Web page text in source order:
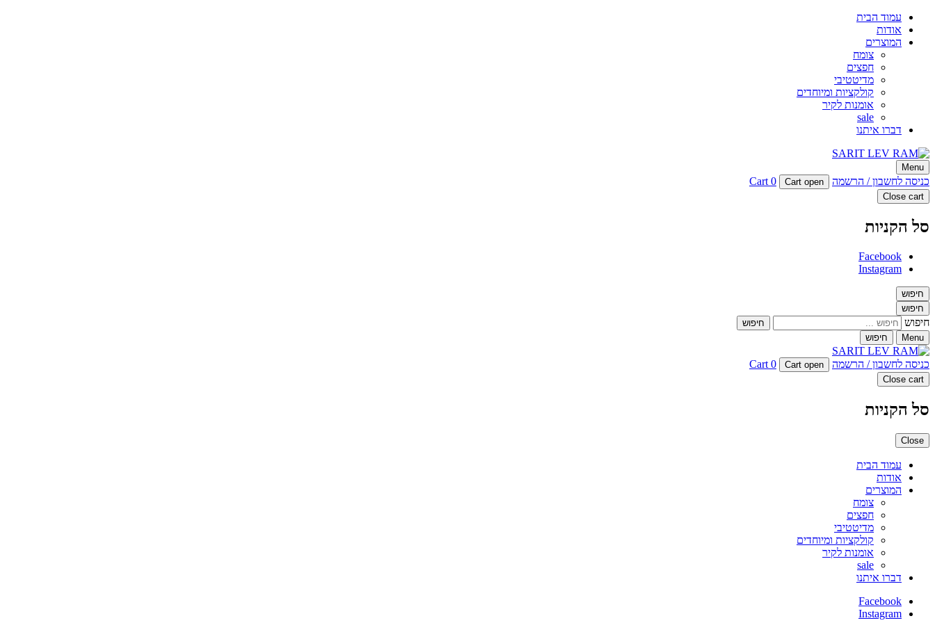
עמוד הבית
אודות
המוצרים
צומח
חפצים
מדיטטיבי
קולקציות ומיוחדים
אומנות לקיר
sale
דברו איתנו
SARIT LEV RAM
סטודיו לעיצוב פריטים מיוחדים מבטון
Menu
כניסה לחשבון / הרשמה Cart open
Cart 0
Close cart
סל הקניות
Facebook
Instagram
חיפוש
חיפוש
חיפוש
Menu חיפוש
כניסה לחשבון / הרשמה Cart open
Cart 0
Close cart
סל הקניות
Close
עמוד הבית
אודות
המוצרים
צומח
חפצים
מדיטטיבי
קולקציות ומיוחדים
אומנות לקיר
sale
דברו איתנו
Facebook
Instagram